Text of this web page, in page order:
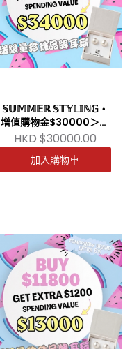
𝕊𝕌𝕄𝕄𝔼ℝ 𝕊𝕋𝕐𝕃𝕀ℕ𝔾・
增值購物金$30000＞額
外送多$4000
HKD $30000.00
加入購物車